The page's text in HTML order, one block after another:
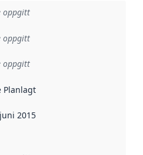
oppgitt
oppgitt
oppgitt
Planlagt
sier når dataene i dette
2015